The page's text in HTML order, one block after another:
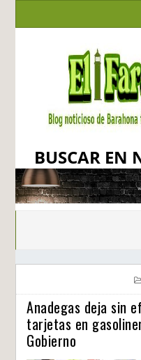
BUSCAR EN
Anadegas deja sin
tarjetas en
Gobierno